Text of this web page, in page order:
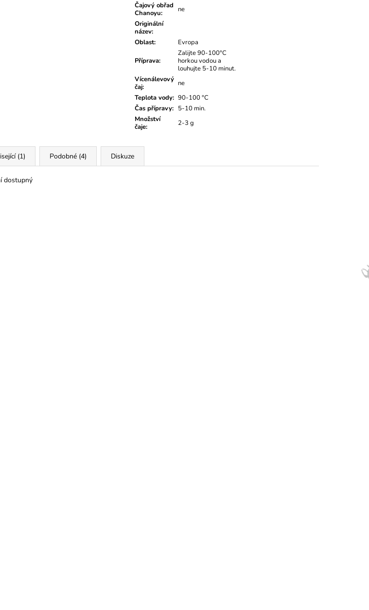
Čajový obřad
Chanoyu:
ne
Originální
název:
Oblast: Evropa
Příprava:
Zalijte 90-100°C
horkou vodou a
louhujte 5-10 minut.
Vícenálevový
čaj:
ne
Teplota vody: 90-100 °C
Čas přípravy: 5-10 min.
Množství
čaje: 2-3 g
(1) Podobné (4) Diskuze
dostupný